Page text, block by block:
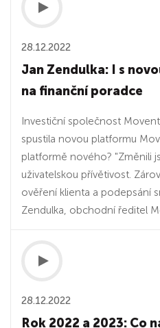
28.12.2022
Jan Zendulka: I s
na finanční poradce
Investiční společnost
spustila novou platformu
platformě nového? "Změnili
uživatelskou přívětivost.
ověření klienta a podepsání
Zendulka, obchodní ředitel
28.12.2022
Rok 2022 a 2023: Co